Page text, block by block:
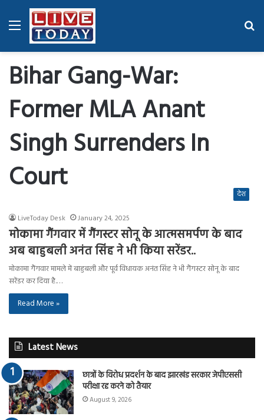
Menu
Bihar Gang-War:
Former MLA Anant
Singh Surrenders In
Court
देश
LiveToday Desk January 24, 2025
मोकामा गैंगवार में गैंगस्टर सोनू के आत्मसमर्पण के बाद
अब बाहुबली अनंत सिंह ने भी किया सरेंडर..
मोकामा गैंगवार मामले में बाहुबली और पूर्व विधायक अनंत सिंह ने भी गैंगस्टर सोनू के बाद
सरेंडर कर दिया है.…
Read More »
Latest News
छात्रों के विरोध प्रदर्शन के बाद झारखंड सरकार जेपीएससी
परीक्षा रद्द करने को तैयार
August 9, 2026